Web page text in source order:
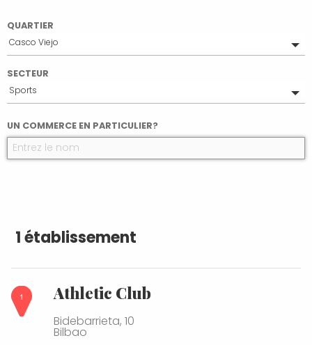
QUARTIER
Bilbao Centro
Casco Viejo
SECTEUR
Alimentation
Marchés traditionnels
Beauté et Santé
Sports
Équipement ménager
UN COMMERCE EN PARTICULIER?
1 établissement
Athletic Club
Bidebarrieta, 10
Bilbao